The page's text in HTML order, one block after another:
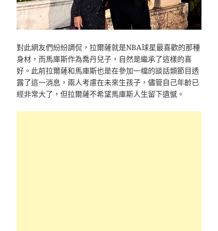
對此網友們紛紛調侃，拉爾薩就是NBA球星最喜歡的那種
身材，而馬庫斯作為喬丹兒子，自然是繼承了這樣的喜
好。此前拉爾薩和馬庫斯也是在參加一檔的談話類節目透
露了這一消息，兩人考慮在未來生孩子，儘管自己年齡已
經非常大了，但拉爾薩不希望馬庫斯人生留下遺憾。